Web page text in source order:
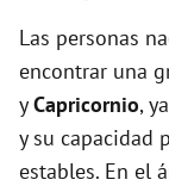
Las personas
encontrar una
yCapricornio,
y su capacidad
estables. En el